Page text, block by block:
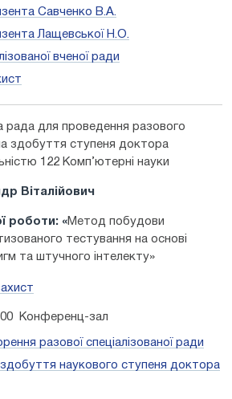
Савченко В.А.
Лащевської Н.О.
вченої ради
рада для проведення разового
здобуття ступеня доктора
122 Комп’ютерні науки
Віталійович
роботи: «Метод побудови
тестування на основі
та штучного інтелекту»
Конференц-зал
разової спеціалізованої ради
наукового ступеня доктора